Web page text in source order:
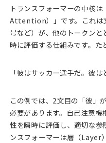
トランスフォーマーの中核
Attention）」です。これは
号など）が、他のトークン
時に評価する仕組みです。た
「彼はサッカー選手だ。彼は
この例では、2文目の「彼」
必要があります。自己注意機
性を瞬時に評価し、適切な
ンスフォーマーは層（Layer